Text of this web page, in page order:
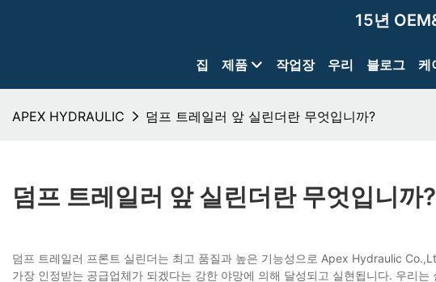
15년
집 제품 작업장 우리 블로그 케
APEX HYDRAULIC 덤프 트레일러 앞 실린더란 무엇입니까?
덤프 트레일러 앞 실린더란 무엇입니까?
덤프 트레일러 프론트 실린더는 최고 품질과 높은 기능성으로 Apex Hydraulic
가장 인정받는 공급업체가 되겠다는 강한 야망에 의해 달성되고 실현됩니다. 우리